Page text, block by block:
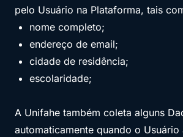
pelo Usuário na Plataforma, tais
nome completo;
endereço de email;
cidade de residência;
escolaridade;
A Unifahe também coleta alguns
automaticamente quando o Usuário